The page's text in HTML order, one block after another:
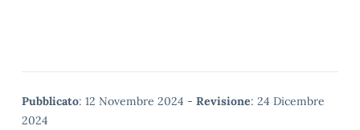
Metadata
Pubblicato: 12 Novembre 2024 - Revisione: 24 Dicembre
2024